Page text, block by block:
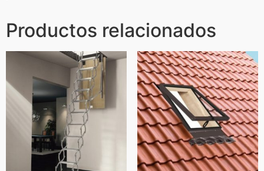
Productos relacionados